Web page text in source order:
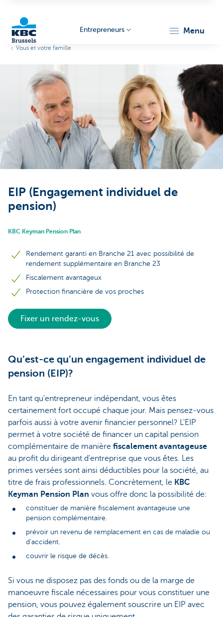
Entrepreneurs
Entrepreneurs menu
Vous et votre famille
EIP (Engagement individuel de
pension)
KBC Keyman Pension Plan
Rendement garanti en Branche 21 avec possibilité de
rendement supplémentaire en Branche 23
Fiscalement avantageux
Protection financière de vos proches
Fixer un rendez-vous
Qu’est-ce qu’un engagement individuel de
pension (EIP)?
En tant qu'entrepreneur indépendant, vous êtes
certainement fort occupé chaque jour. Mais pensez-vous
parfois aussi à votre avenir financier personnel? L'EIP
permet à votre société de financer un capital pension
complémentaire de manière fiscalement avantageuse
au profit du dirigeant d'entreprise que vous êtes. Les
primes versées sont ainsi déductibles pour la société, au
titre de frais professionnels. Concrètement, le KBC
Keyman Pension Plan vous offre donc la possibilité de:
constituer de manière fiscalement avantageuse une
pension complémentaire.
prévoir un revenu de remplacement en cas de maladie ou
d’accident.
couvrir le risque de décès.
Si vous ne disposez pas des fonds ou de la marge de
manoeuvre fiscale nécessaires pour vous constituer une
pension, vous pouvez également souscrire un EIP avec